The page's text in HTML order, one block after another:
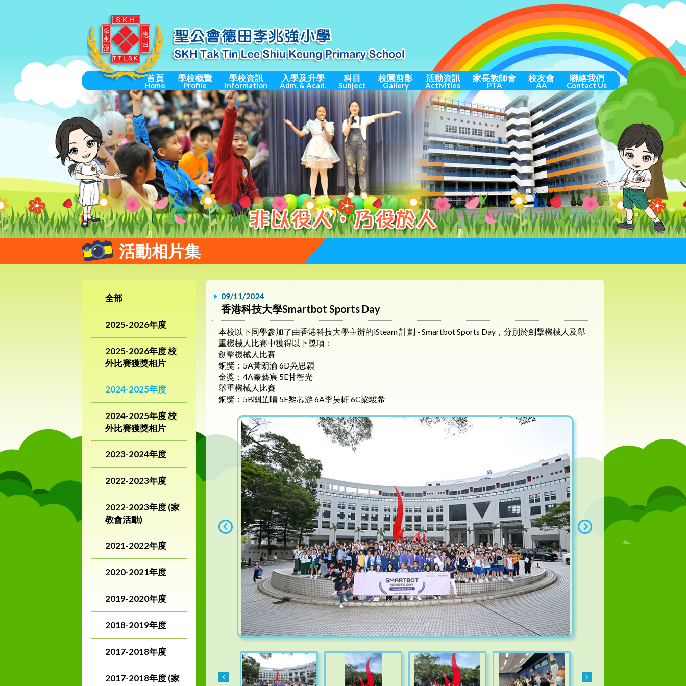
首頁
Home
學校概覽
Profile
學校資訊
Information
入學及升學
Adm. & Acad.
科目
Subject
校園剪影
Gallery
活動資訊
Activities
家長教師會
PTA
校友會
AA
聯絡我們
Contact Us
活動相片集
全部
2025-2026年度
2025-2026年度 校
外比賽獲獎相片
2024-2025年度
2024-2025年度 校
外比賽獲獎相片
2023-2024年度
2022-2023年度
2022-2023年度 (家
教會活動)
2021-2022年度
2020-2021年度
2019-2020年度
2018-2019年度
2017-2018年度
2017-2018年度 (家
09/11/2024
香港科技大學Smartbot Sports Day
本校以下同學參加了由香港科技大學主辦的iSteam 計劃 - Smartbot Sports Day，分別於劍擊機械人及舉
重機械人比賽中獲得以下獎項：
劍擊機械人比賽
銅獎：5A黃朗渝 6D吳思穎
金獎：4A秦藝宸 5E甘智光
舉重機械人比賽
銅獎：5B關芷晴 5E黎芯游 6A李昊軒 6C梁駿希